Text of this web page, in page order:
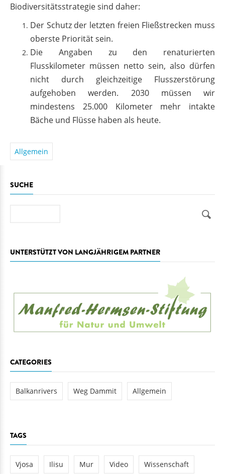
Biodiversitätsstrategie sind daher:
Der Schutz der letzten freien Fließstrecken muss
oberste Priorität sein.
Die Angaben zu den renaturierten
Flusskilometer müssen netto sein, also dürfen
nicht durch gleichzeitige Flusszerstörung
aufgehoben werden. 2030 müssen wir
mindestens 25.000 Kilometer mehr intakte
Bäche und Flüsse haben als heute.
Allgemein
SUCHE
UNTERSTÜTZT VON LANGJÄHRIGEM PARTNER
CATEGORIES
Balkanrivers Weg Dammit Allgemein
TAGS
Vjosa Ilisu Mur Video Wissenschaft